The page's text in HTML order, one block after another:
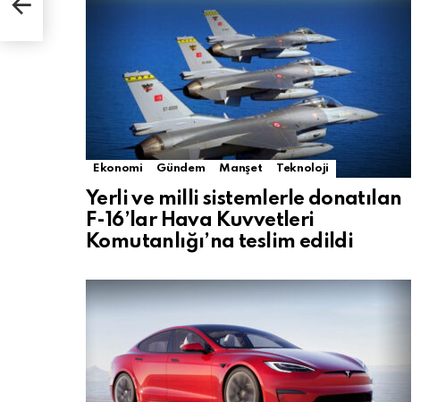
Ekonomi Gündem Manşet Teknoloji
Yerli ve milli sistemlerle donatılan
F-16’lar Hava Kuvvetleri
Komutanlığı’na teslim edildi